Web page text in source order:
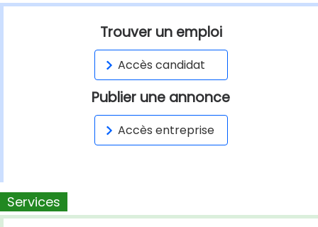
Trouver un emploi
Accès candidat
Publier une annonce
Accès entreprise
Services